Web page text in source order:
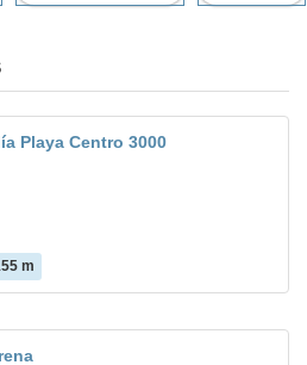
Playa Centro 3000
m